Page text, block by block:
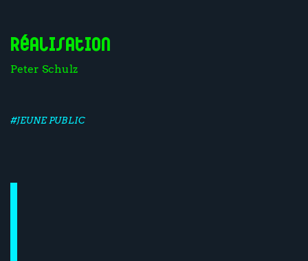
Réalisation
Peter Schulz
#JEUNE PUBLIC